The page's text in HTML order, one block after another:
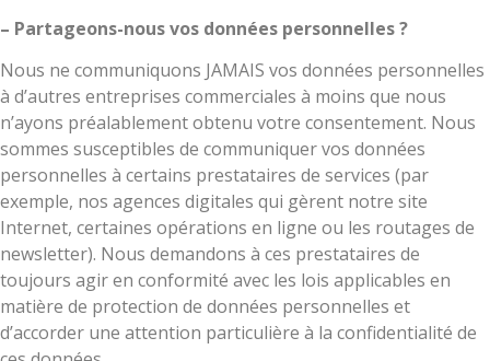
– Partageons-nous vos données personnelles ?
Nous ne communiquons JAMAIS vos données personnelles
à d’autres entreprises commerciales à moins que nous
n’ayons préalablement obtenu votre consentement. Nous
sommes susceptibles de communiquer vos données
personnelles à certains prestataires de services (par
exemple, nos agences digitales qui gèrent notre site
Internet, certaines opérations en ligne ou les routages de
newsletter). Nous demandons à ces prestataires de
toujours agir en conformité avec les lois applicables en
matière de protection de données personnelles et
d’accorder une attention particulière à la confidentialité de